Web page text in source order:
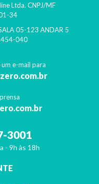
Ltda. CNPJ/MF
34
05-123 ANDAR 5
040
um e-mail para
3001
- 9h às 18h